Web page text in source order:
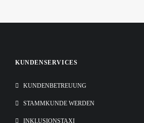
KUNDENSERVICES
KUNDENBETREUUNG
STAMMKUNDE WERDEN
INKLUSIONSTAXI